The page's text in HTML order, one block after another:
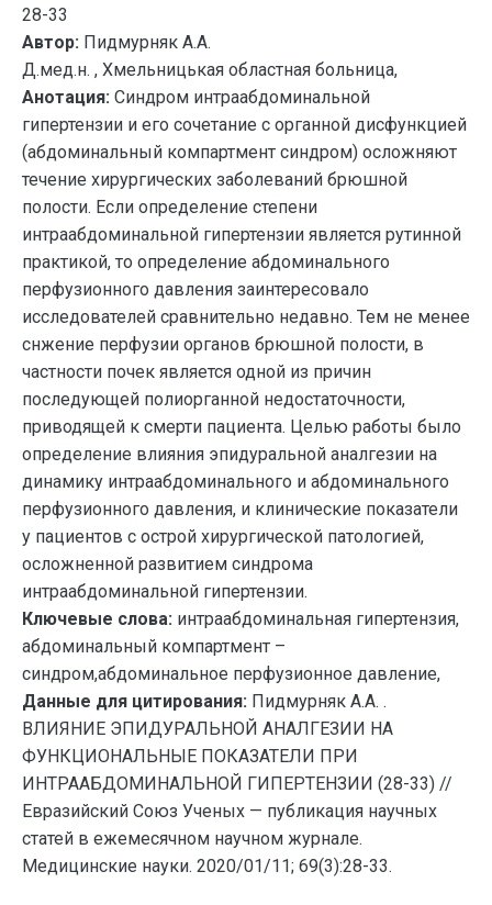
28-33
Автор: Пидмурняк А.А.
Д.мед.н. , Хмельницькая областная больница,
Анотация: Cиндром интраабдоминальной
гипертензии и его сочетание с органной дисфункцией
(абдоминальный компартмент синдром) осложняют
течение хирургических заболеваний брюшной
полости. Если определение степени
интраабдоминальной гипертензии является рутинной
практикой, то определение абдоминального
перфузионного давления заинтересовало
исследователей сравнительно недавно. Тем не менее
снжение перфузии органов брюшной полости, в
частности почек является одной из причин
последующей полиорганной недостаточности,
приводящей к смерти пациента. Целью работы было
определение влияния эпидуральной аналгезии на
динамику интраабдоминального и абдоминального
перфузионного давления, и клинические показатели
у пациентов с острой хирургической патологией,
осложненной развитием синдрома
интраабдоминальной гипертензии.
Ключевые слова: интраабдоминальная гипертензия,
абдоминальный компартмент –
синдром,абдоминальное перфузионное давление,
Данные для цитирования: Пидмурняк А.А. .
ВЛИЯНИЕ ЭПИДУРАЛЬНОЙ АНАЛГЕЗИИ НА
ФУНКЦИОНАЛЬНЫЕ ПОКАЗАТЕЛИ ПРИ
ИНТРААБДОМИНАЛЬНОЙ ГИПЕРТЕНЗИИ (28-33) //
Евразийский Союз Ученых — публикация научных
статей в ежемесячном научном журнале.
Медицинские науки. 2020/01/11; 69(3):28-33.